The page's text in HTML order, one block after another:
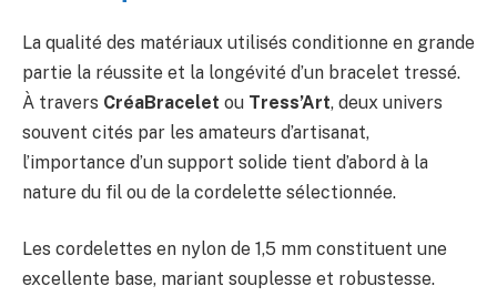
La qualité des matériaux utilisés conditionne en grande
partie la réussite et la longévité d’un bracelet tressé.
À travers CréaBracelet ou Tress’Art, deux univers
souvent cités par les amateurs d’artisanat,
l’importance d’un support solide tient d’abord à la
nature du fil ou de la cordelette sélectionnée.
Les cordelettes en nylon de 1,5 mm constituent une
excellente base, mariant souplesse et robustesse.